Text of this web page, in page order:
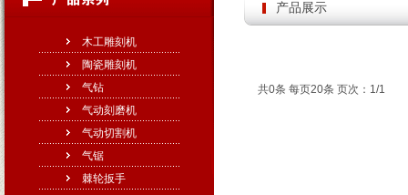
木工雕刻机
陶瓷雕刻机
气钻
气动刻磨机
气动切割机
气锯
棘轮扳手
产品展示
共0条 每页20条 页次：1/1